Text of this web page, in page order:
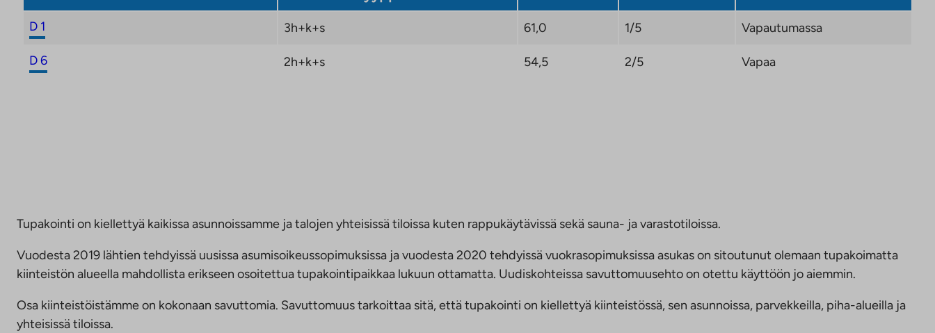
D 1 3h+k+s 61,0 1/5 Vapautumassa
D 6 2h+k+s 54,5 2/5 Vapaa
Tupakointi on kiellettyä kaikissa asunnoissamme ja talojen yhteisissä tiloissa kuten rappukäytävissä sekä sauna- ja varastotiloissa.
Vuodesta 2019 lähtien tehdyissä uusissa asumisoikeussopimuksissa ja vuodesta 2020 tehdyissä vuokrasopimuksissa asukas on sitoutunut olemaan tupakoimatta
kiinteistön alueella mahdollista erikseen osoitettua tupakointipaikkaa lukuun ottamatta. Uudiskohteissa savuttomuusehto on otettu käyttöön jo aiemmin.
Osa kiinteistöistämme on kokonaan savuttomia. Savuttomuus tarkoittaa sitä, että tupakointi on kiellettyä kiinteistössä, sen asunnoissa, parvekkeilla, piha-alueilla ja
yhteisissä tiloissa.